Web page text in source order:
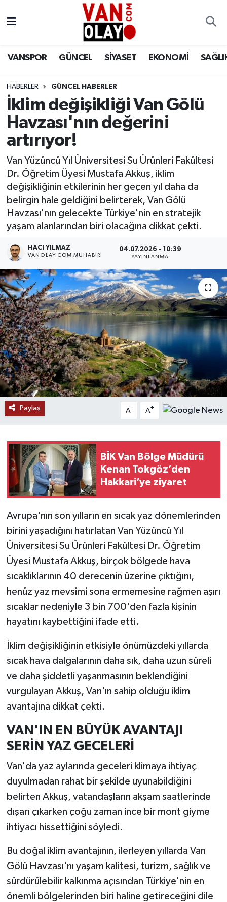
VANSPOR GÜNCEL SİYASET EKONOMİ
HABERLER GÜNCEL HABERLER
İklim değişikliği Van Gölü
Havzası'nın değerini
artırıyor!
Van Yüzüncü Yıl Üniversitesi Su Ürünleri Fakültesi
Dr. Öğretim Üyesi Mustafa Akkuş, iklim
değişikliğinin etkilerinin her geçen yıl daha da
belirgin hale geldiğini belirterek, Van Gölü
Havzası'nın gelecekte Türkiye'nin en stratejik
yaşam alanlarından biri olacağına dikkat çekti.
HACI YILMAZ
VANOLAY.COM MUHABIRI
04.07.2026 - 10:39
YAYINLANMA
Paylaş A- A+
BİK Van Bölge Müdürü
Kenan Tokgöz’den
Hakkari’ye ziyaret
Avrupa'nın son yılların en sıcak yaz dönemlerinden
birini yaşadığını hatırlatan Van Yüzüncü Yıl
Üniversitesi Su Ürünleri Fakültesi Dr. Öğretim
Üyesi Mustafa Akkuş, birçok bölgede hava
sıcaklıklarının 40 derecenin üzerine çıktığını,
henüz yaz mevsimi sona ermemesine rağmen aşırı
sıcaklar nedeniyle 3 bin 700'den fazla kişinin
hayatını kaybettiğini ifade etti.
İklim değişikliğinin etkisiyle önümüzdeki yıllarda
sıcak hava dalgalarının daha sık, daha uzun süreli
ve daha şiddetli yaşanmasının beklendiğini
vurgulayan Akkuş, Van'ın sahip olduğu iklim
avantajına dikkat çekti.
VAN'IN EN BÜYÜK AVANTAJI
SERİN YAZ GECELERİ
Van'da yaz aylarında geceleri klimaya ihtiyaç
duyulmadan rahat bir şekilde uyunabildiğini
belirten Akkuş, vatandaşların akşam saatlerinde
dışarı çıkarken çoğu zaman ince bir mont giyme
ihtiyacı hissettiğini söyledi.
Bu doğal iklim avantajının, ilerleyen yıllarda Van
Gölü Havzası'nı yaşam kalitesi, turizm, sağlık ve
sürdürülebilir kalkınma açısından Türkiye'nin en
önemli bölgelerinden biri haline getireceğini dile
Siyaset
Sağlık
Eğitim
Bilim & Teknoloji
Dünya
RESMİ İLANLAR
Van Nöbetçi Eczaneler
Van Namaz Vakitleri
Van Trafik Yoğunluk Haritası
Süper Lig Puan Durumu ve Fikstür
Tüm Manşetler
Son Dakika Haberleri
Haber Arşivi